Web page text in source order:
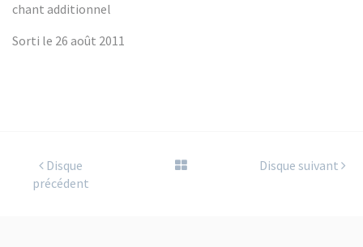
chant additionnel
Sorti le 26 août 2011
Disque
précédent
Disque suivant